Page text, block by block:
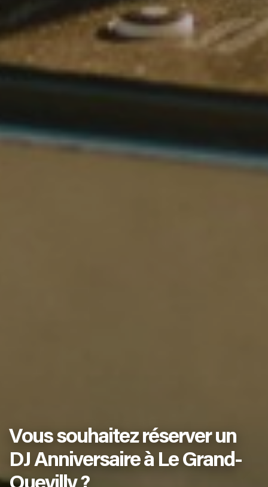
Vous souhaitez réserver un
DJ Anniversaire à Le Grand-